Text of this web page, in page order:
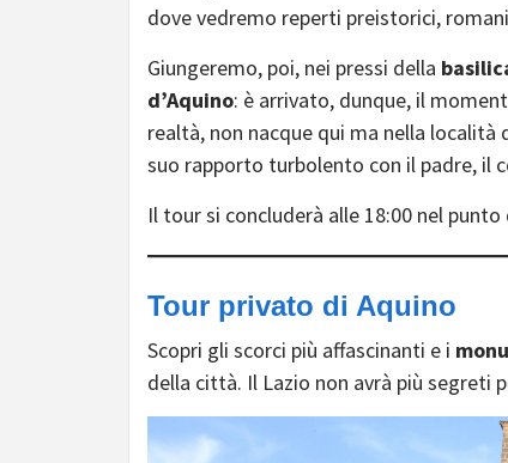
dove vedremo reperti preistorici,
Giungeremo, poi, nei pressi della
d’Aquino: è arrivato, dunque, il
realtà, non nacque qui ma nella località
suo rapporto turbolento con il padre, il
Il toursi concluderà alle 18:00 nel punto
Tour privato di Aquino
Scopri gli scorci più affascinanti e i
della città. Il Lazio non avrà più segreti